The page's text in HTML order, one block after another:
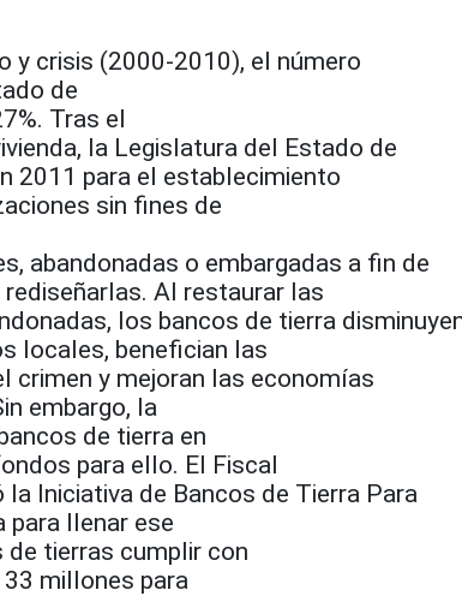
y crisis (2000-2010), el número
de
Tras el
la Legislatura del Estado de
2011 para el establecimiento
sin fines de
abandonadas o embargadas a fin de
Al restaurar las
los bancos de tierra
locales, benefician las
crimen y mejoran las economías
embargo, la
de tierra en
para ello. El Fiscal
Iniciativa de Bancos de Tierra Para
para llenar ese
tierras cumplir con
millones para